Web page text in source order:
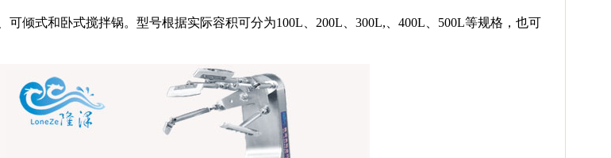
可倾式和卧式搅拌锅。型号根据实际容积可分为100L、200L、300L,、400L、500L等规格，也可